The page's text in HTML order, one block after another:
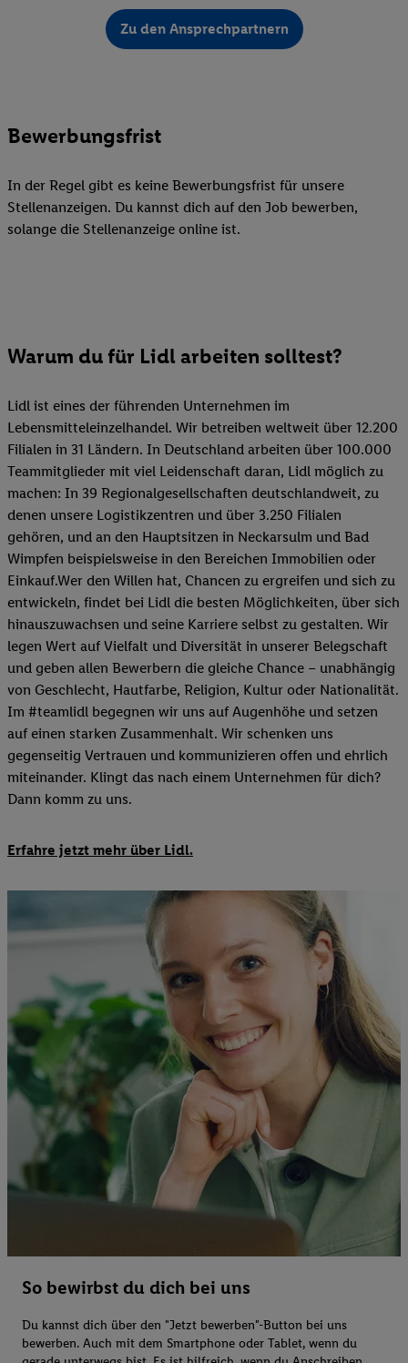
Zu den Ansprechpartnern
Bewerbungsfrist
In der Regel gibt es keine Bewerbungsfrist für unsere
Stellenanzeigen. Du kannst dich auf den Job bewerben,
solange die Stellenanzeige online ist.
Warum du für Lidl arbeiten solltest?
Lidl ist eines der führenden Unternehmen im
Lebensmitteleinzelhandel. Wir betreiben weltweit über 12.200
Filialen in 31 Ländern. In Deutschland arbeiten über 100.000
Teammitglieder mit viel Leidenschaft daran, Lidl möglich zu
machen: In 39 Regionalgesellschaften deutschlandweit, zu
denen unsere Logistikzentren und über 3.250 Filialen
gehören, und an den Hauptsitzen in Neckarsulm und Bad
Wimpfen beispielsweise in den Bereichen Immobilien oder
Einkauf.Wer den Willen hat, Chancen zu ergreifen und sich zu
entwickeln, findet bei Lidl die besten Möglichkeiten, über sich
hinauszuwachsen und seine Karriere selbst zu gestalten. Wir
legen Wert auf Vielfalt und Diversität in unserer Belegschaft
und geben allen Bewerbern die gleiche Chance – unabhängig
von Geschlecht, Hautfarbe, Religion, Kultur oder Nationalität.
Im #teamlidl begegnen wir uns auf Augenhöhe und setzen
auf einen starken Zusammenhalt. Wir schenken uns
gegenseitig Vertrauen und kommunizieren offen und ehrlich
miteinander. Klingt das nach einem Unternehmen für dich?
Dann komm zu uns.​
Erfahre jetzt mehr über Lidl.
So bewirbst du dich bei uns
Du kannst dich über den "Jetzt bewerben"-Button bei uns
bewerben. Auch mit dem Smartphone oder Tablet, wenn du